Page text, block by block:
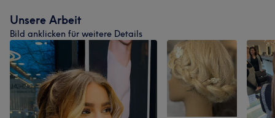
Unsere Arbeit
Bild anklicken für weitere Details